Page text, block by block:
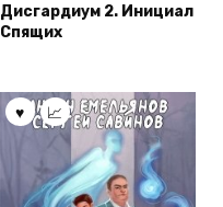
Дисгардиум 2. Инициал
Спящих